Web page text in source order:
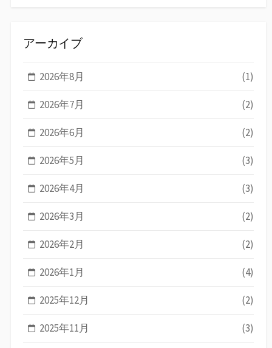
アーカイブ
2026年8月 (1)
2026年7月 (2)
2026年6月 (2)
2026年5月 (3)
2026年4月 (3)
2026年3月 (2)
2026年2月 (2)
2026年1月 (4)
2025年12月 (2)
2025年11月 (3)